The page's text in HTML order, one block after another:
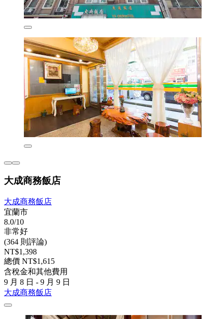
大成商務飯店
大成商務飯店
宜蘭市
8.0/10
非常好
(364 則評論)
NT$1,398
總價 NT$1,615
含稅金和其他費用
9 月 8 日 - 9 月 9 日
大成商務飯店